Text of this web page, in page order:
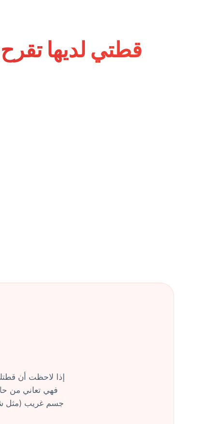
قطتي لديها تقرح
إذا لاحظت أن
فهي تعاني من
جسم غريب (مثل